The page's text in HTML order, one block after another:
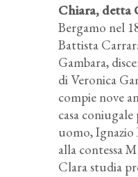
Chiara, detta
Bergamo nel
Battista
Gambara,
di Veronica
compie nove
casa
uomo, Ignazio
alla contessa
Clara studia